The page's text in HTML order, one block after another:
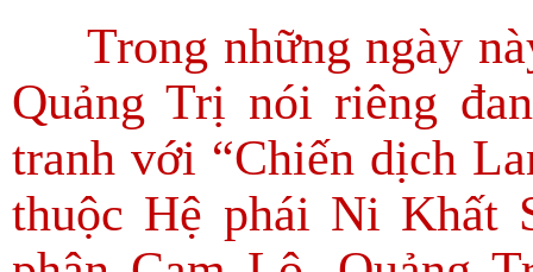
Trong những ngày
Quảng Trị nói riêng
tranh với “Chiến dịch
thuộc Hệ phái Ni Khất